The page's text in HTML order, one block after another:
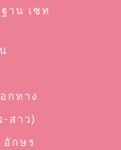
าน เซท
กทาง
สาว)
อักษร